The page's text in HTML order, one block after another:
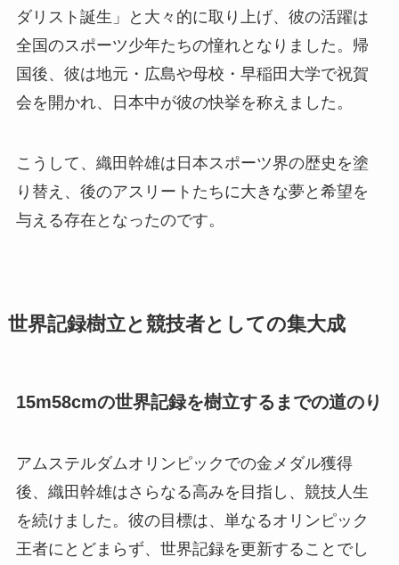
ダリスト誕生」と大々的に取り上げ、彼の活躍は
全国のスポーツ少年たちの憧れとなりました。帰
国後、彼は地元・広島や母校・早稲田大学で祝賀
会を開かれ、日本中が彼の快挙を称えました。
こうして、織田幹雄は日本スポーツ界の歴史を塗
り替え、後のアスリートたちに大きな夢と希望を
与える存在となったのです。
世界記録樹立と競技者としての集大成
15m58cmの世界記録を樹立するまでの道のり
アムステルダムオリンピックでの金メダル獲得
後、織田幹雄はさらなる高みを目指し、競技人生
を続けました。彼の目標は、単なるオリンピック
王者にとどまらず、世界記録を更新することでし